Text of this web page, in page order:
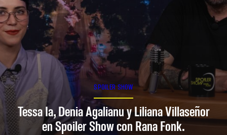
SPOILER SHOW
Tessa Ia, Denia Agalianu y Liliana Villaseñor
en Spoiler Show con Rana Fonk.